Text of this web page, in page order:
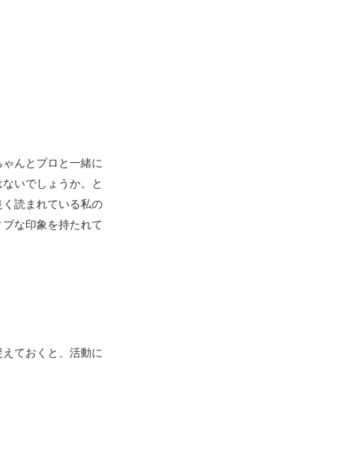
んとプロと一緒に
いでしょうか。と
読まれている私の
な印象を持たれて
ておくと、活動に